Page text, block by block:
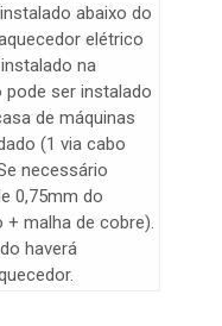
abaixo do
elétrico
na
pode ser instalado
de máquinas
(1 via cabo
necessário
0,75mm do
malha de cobre).
haverá